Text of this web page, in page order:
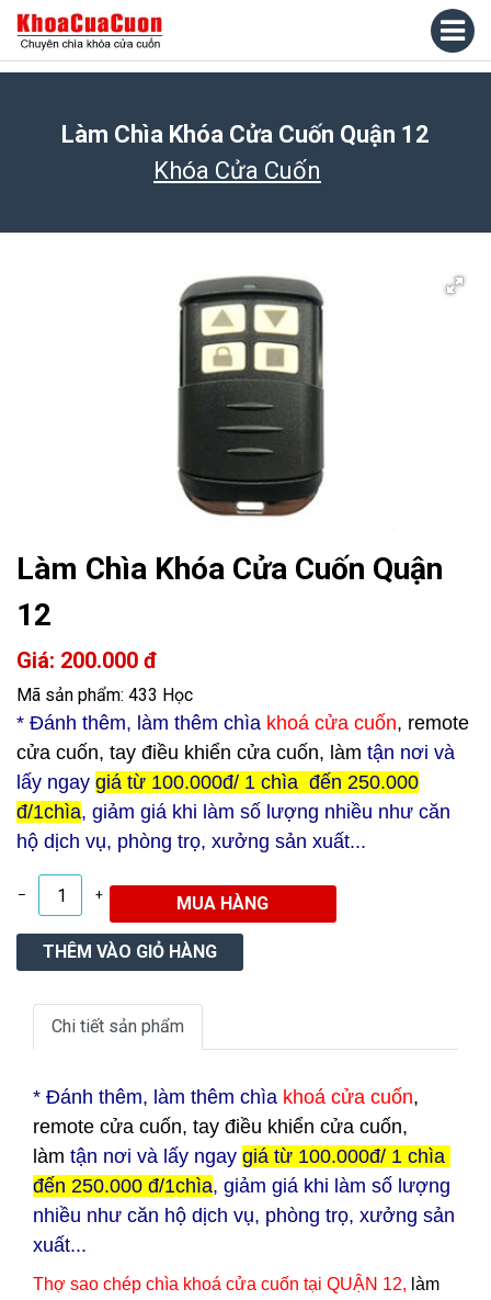
Làm Chìa Khóa Cửa Cuốn Quận 12
Khóa Cửa Cuốn
Làm Chìa Khóa Cửa Cuốn Quận
12
Giá: 200.000 đ
Mã sản phẩm: 433 Học
* Đánh thêm, làm thêm chìa khoá cửa cuốn, remote
cửa cuốn, tay điều khiển cửa cuốn, làm tận nơi và
lấy ngay giá từ 100.000đ/ 1 chìa đến 250.000
đ/1chìa, giảm giá khi làm số lượng nhiều như căn
hộ dịch vụ, phòng trọ, xưởng sản xuất...
– +
Chi tiết sản phẩm
* Đánh thêm, làm thêm chìa khoá cửa cuốn,
remote cửa cuốn, tay điều khiển cửa cuốn,
làm tận nơi và lấy ngay giá từ 100.000đ/ 1 chìa
đến 250.000 đ/1chìa, giảm giá khi làm số lượng
nhiều như căn hộ dịch vụ, phòng trọ, xưởng sản
xuất...
Thợ sao chép chìa khoá cửa cuốn tại QUẬN 12, làm